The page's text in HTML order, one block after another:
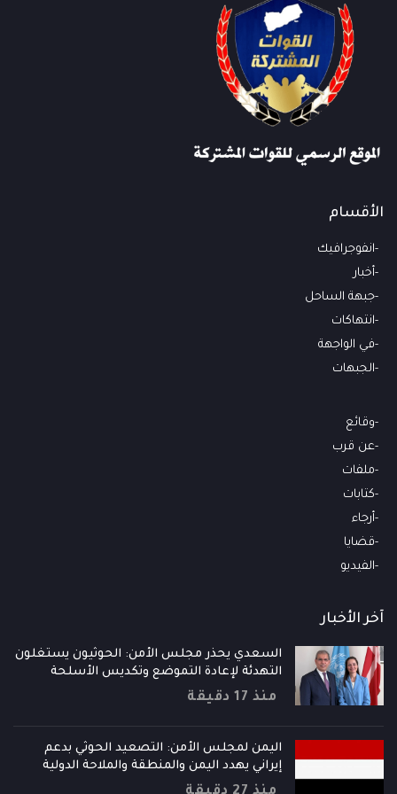
وعمليات تهريب الأسلحة والمخدرات، إلى جانب
إسهامها في حماية خطوط الملاحة الدولية
الأقسام
انفوجرافيك
أخبار
جبهة الساحل
انتهاكات
في الواجهة
الجبهات
وقائع
عن قرب
ملفات
كتابات
أرجاء
قضايا
الفيديو
آخر الأخبار
السعدي يحذر مجلس الأمن: الحوثيون يستغلون
التهدئة لإعادة التموضع وتكديس الأسلحة
منذ 17 دقيقة
اليمن لمجلس الأمن: التصعيد الحوثي بدعم
إيراني يهدد اليمن والمنطقة والملاحة الدولية